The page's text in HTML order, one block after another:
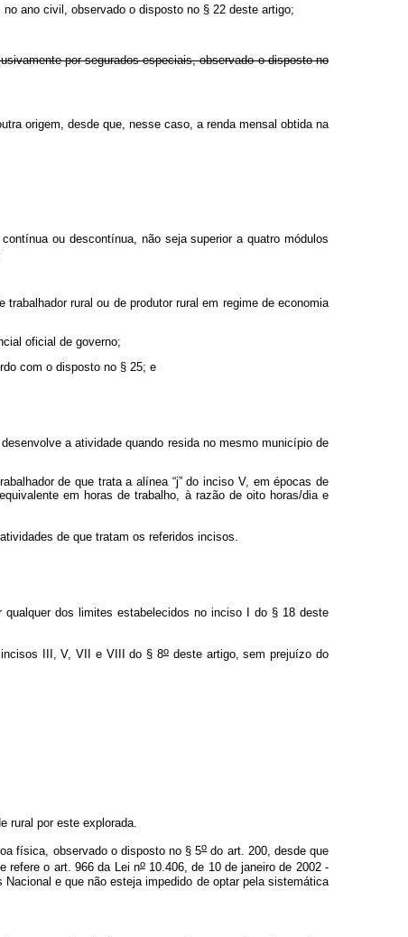
ano civil, observado o disposto no § 22 deste artigo;
por segurados especiais, observado o disposto no
origem, desde que, nesse caso, a renda mensal obtida na
ou descontínua, não seja superior a quatro módulos
rural ou de produtor rural em regime de economia
oficial de governo;
com o disposto no § 25; e
a atividade quando resida no mesmo município de
de que trata a alínea “j” do inciso V, em épocas de
em horas de trabalho, à razão de oito horas/dia e
de que tratam os referidos incisos.
dos limites estabelecidos no inciso I do § 18 deste
incisos III, V, VII e VIII do § 8o deste artigo, sem prejuízo do
rural por este explorada.
física, observado o disposto no § 5odo art. 200, desde que
refere o art. 966 da Lei no10.406, de 10 de janeiro de 2002 -
e que não esteja impedido de optar pela sistemática